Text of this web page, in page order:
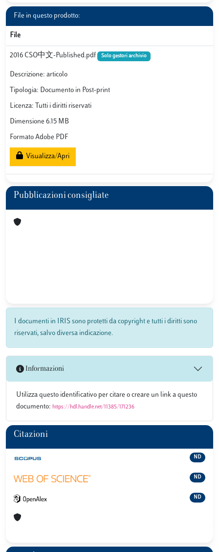
File in questo prodotto:
File
2016 CSO中文-Published.pdf Solo gestori archivio
Descrizione: articolo
Tipologia: Documento in Post-print
Licenza: Tutti i diritti riservati
Dimensione 6.15 MB
Formato Adobe PDF
Visualizza/Apri
Pubblicazioni consigliate
I documenti in IRIS sono protetti da copyright e tutti i diritti sono
riservati, salvo diversa indicazione.
Informazioni
Utilizza questo identificativo per citare o creare un link a questo
documento: https://hdl.handle.net/11385/171236
Citazioni
ND
ND
ND